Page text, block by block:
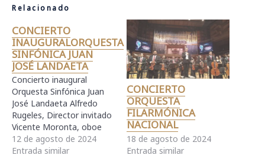
Relacionado
CONCIERTO
INAUGURALORQUESTA
SINFÓNICA JUAN
JOSÉ LANDAETA
Concierto inaugural
Orquesta Sinfónica Juan
José Landaeta Alfredo
Rugeles, Director invitado
Vicente Moronta, oboe
solista CNASPM Sala
Simón Bolívar Manuel De
12 de agosto de 2024
Entrada similar
CONCIERTO
ORQUESTA
FILARMÓNICA
NACIONAL
18 de agosto de 2024
Entrada similar